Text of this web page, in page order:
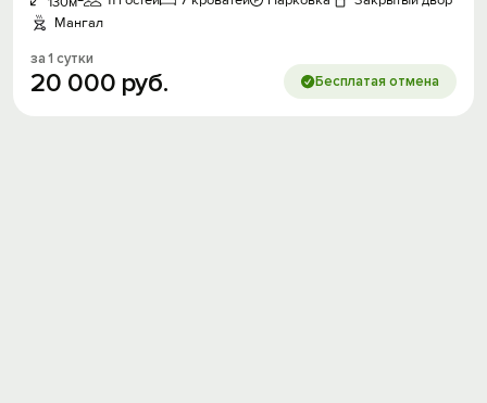
Мангал
за 1 сутки
20 000 руб. Бесплатая отмена